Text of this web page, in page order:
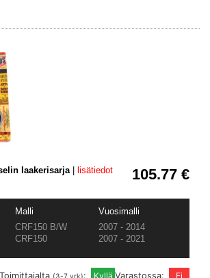
105.77 €
laakerisarja | lisätiedot
Malli
Vuosimalli
CRF150 B/W
2007 - 2014
CRF150 2007 - 2021
Varastossa:
Toimittajalta (3-7 vrk):